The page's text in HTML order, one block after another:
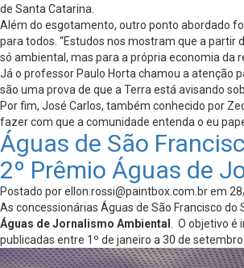
de Santa Catarina.
Além do esgotamento, outro ponto abordado
para todos. “Estudos nos mostram que a partir
só ambiental, mas para a própria economia da
Já o professor Paulo Horta chamou a atenção
são uma prova de que a Terra está avisando
Por fim, José Carlos, também conhecido por
fazer com que a comunidade entenda o eu
Águas de São
2º Prêmio Águas de
Postado porellon.rossi@paintbox.com.brem
As concessionárias Águas de São Francisco
Águas de Jornalismo Ambiental
. O objetivo
publicadas entre 1º de janeiro a 30 de